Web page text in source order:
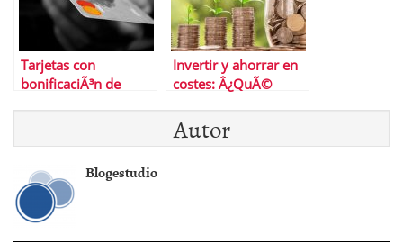
Tarjetas con
bonificaciÃ³n de
Invertir y ahorrar en
costes: Â¿QuÃ©
ser mÃ¡s adecuados?
Autor
Blogestudio